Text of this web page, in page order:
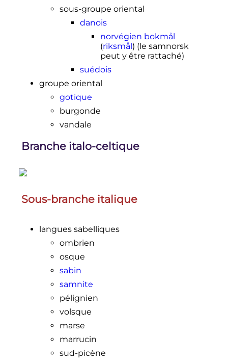
sous-groupe oriental
danois
norvégien bokmål
(riksmål) (le samnorsk
peut y être rattaché)
suédois
groupe oriental
gotique
burgonde
vandale
Branche italo-celtique
Sous-branche italique
langues sabelliques
ombrien
osque
sabin
samnite
pélignien
volsque
marse
marrucin
sud-picène